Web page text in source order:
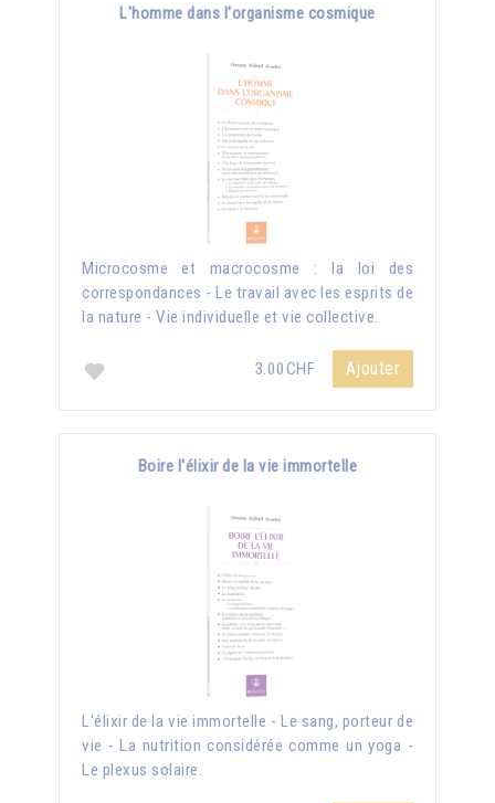
L'homme dans l'organisme cosmique
Microcosme et macrocosme : la loi des
correspondances - Le travail avec les esprits de
la nature - Vie individuelle et vie collective.
3.00CHF Ajouter
Boire l'élixir de la vie immortelle
L'élixir de la vie immortelle - Le sang, porteur de
vie - La nutrition considérée comme un yoga -
Le plexus solaire.